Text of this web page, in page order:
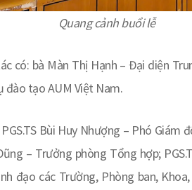
Quang cảnh buổi lễ
có: bà Màn Thị Hạnh – Đại diện
đào tạo AUM Việt Nam.
Bùi Huy Nhượng – Phó Giám
– Trưởng phòng Tổng hợp;
đạo các Trường, Phòng ban,